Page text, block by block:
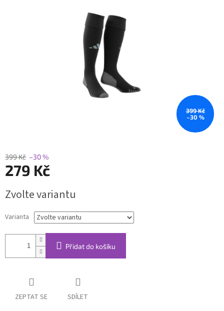
399 Kč
–30 %
399 Kč –30 %
279 Kč
cena:
Zvolte variantu
Varianta
Přidat do košíku
ZEPTAT SE SDÍLET